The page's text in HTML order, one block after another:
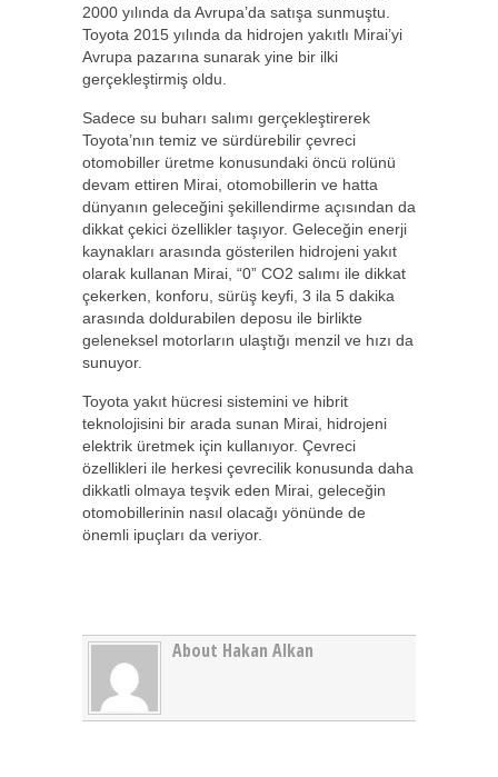
2000 yılında da Avrupa’da satışa sunmuştu.
Toyota 2015 yılında da hidrojen yakıtlı Mirai’yi
Avrupa pazarına sunarak yine bir ilki
gerçekleştirmiş oldu.
Sadece su buharı salımı gerçekleştirerek
Toyota’nın temiz ve sürdürebilir çevreci
otomobiller üretme konusundaki öncü rolünü
devam ettiren Mirai, otomobillerin ve hatta
dünyanın geleceğini şekillendirme açısından da
dikkat çekici özellikler taşıyor. Geleceğin enerji
kaynakları arasında gösterilen hidrojeni yakıt
olarak kullanan Mirai, “0” CO2 salımı ile dikkat
çekerken, konforu, sürüş keyfi, 3 ila 5 dakika
arasında doldurabilen deposu ile birlikte
geleneksel motorların ulaştığı menzil ve hızı da
sunuyor.
Toyota yakıt hücresi sistemini ve hibrit
teknolojisini bir arada sunan Mirai, hidrojeni
elektrik üretmek için kullanıyor. Çevreci
özellikleri ile herkesi çevrecilik konusunda daha
dikkatli olmaya teşvik eden Mirai, geleceğin
otomobillerinin nasıl olacağı yönünde de
önemli ipuçları da veriyor.
About Hakan Alkan